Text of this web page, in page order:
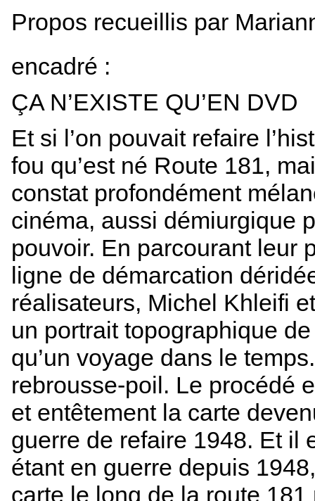
Propos recueillis par
encadré :
ÇA N’EXISTE QU’EN DVD
Et si l’on pouvait refaire
fou qu’est né Route 181,
constat profondément
cinéma, aussi démiurgique
pouvoir. En parcourant leur
ligne de démarcation
réalisateurs, Michel Khleifi
un portrait topographique
qu’un voyage dans le
rebrousse-poil. Le procédé
et entêtement la carte
guerre de refaire 1948. Et il
étant en guerre depuis
carte le long de la route